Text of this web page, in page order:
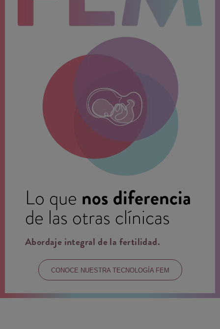
Lo que nos diferencia
de las otras clínicas
Abordaje integral de la fertilidad.
CONOCE NUESTRA TECNOLOGÍA FEM